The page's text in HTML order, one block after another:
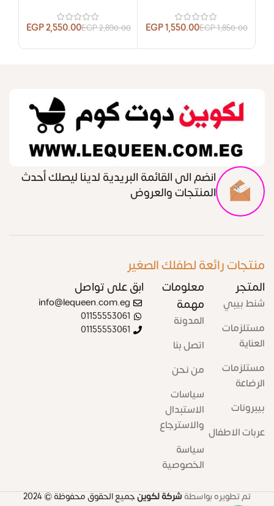
1,850.00
EGP
1,550.00
EGP
2,890.00
EGP
2,550.00
EGP
انضم الى القائمة البريدية لدينا ليصلك أحدث
المنتجات والعروض
منتجات رائعة لطفلك الصغير
المتجر
شنط بيبي
مستلزمات
العناية
مستلزمات
الرضاعة
بيبرونات
عربات الاطفال
معلومات
مهمة
المدونة
اتصل بنا
من نحن
سياسات
الاستبدال
والاسترجاع
سياسة
الخصوصية
ابق على تواصل
info@lequeen.com.eg
01155553061
01155553061
تم تطويره بواسطةشركة لكوينجميع الحقوق محفوظة© 2024